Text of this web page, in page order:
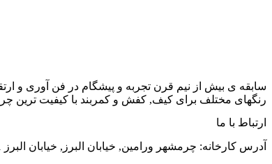
سابقه ی بیش از نیم قرن تجربه و پیشگام در فن آوری و
رنگهای مختلف برای کیف, کفش و کمربند با کیفیت ترین
ارتباط با ما
آدرس کارخانه: چرمشهر ورامین, خیابان البرز, خیابان البرز 1 , خیابان الوند, شماره 38